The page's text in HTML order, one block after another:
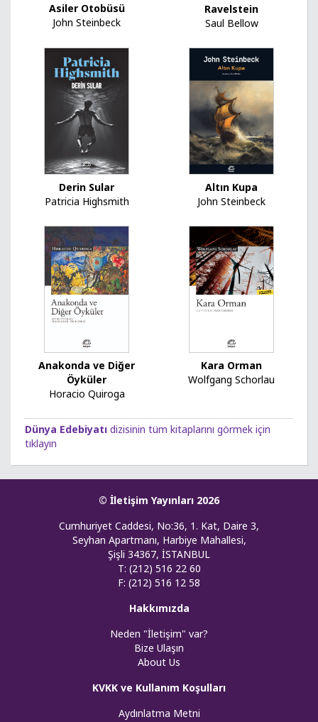
Asiler Otobüsü
John Steinbeck
Ravelstein
Saul Bellow
Derin Sular
Patricia Highsmith
Altın Kupa
John Steinbeck
Anakonda ve Diğer
Öyküler
Horacio Quiroga
Kara Orman
Wolfgang Schorlau
Dünya Edebiyatı dizisinin tüm kitaplarını görmek için
tıklayın
© İletişim Yayınları 2026
Cumhuriyet Caddesi, No:36, 1. Kat, Daire 3,
Seyhan Apartmanı, Harbiye Mahallesi,
Şişli 34367, İSTANBUL
T: (212) 516 22 60
F: (212) 516 12 58
Hakkımızda
Neden "İletişim" var?
Bize Ulaşın
About Us
KVKK ve Kullanım Koşulları
Aydınlatma Metni